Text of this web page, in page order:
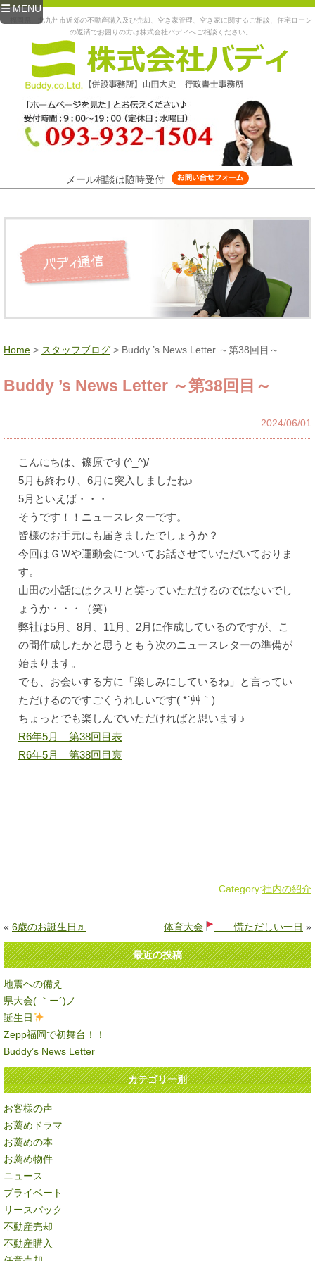
MENU
福岡県、北九州市近郊の不動産購入及び売却、空き家管理、空き家に関するご相談、住宅ローン
の返済でお困りの方は株式会社バディへご相談ください。
メール相談は随時受付
Home > スタッフブログ > Buddy ’s News Letter ～第38回目～
Buddy ’s News Letter ～第38回目～
2024/06/01
こんにちは、篠原です(^_^)/
5月も終わり、6月に突入しましたね♪
5月といえば・・・
そうです！！ニュースレターです。
皆様のお手元にも届きましたでしょうか？
今回はＧＷや運動会についてお話させていただいておりま
す。
山田の小話にはクスリと笑っていただけるのではないでし
ょうか・・・（笑）
弊社は5月、8月、11月、2月に作成しているのですが、こ
の間作成したかと思うともう次のニュースレターの準備が
始まります。
でも、お会いする方に「楽しみにしているね」と言ってい
ただけるのですごくうれしいです( *´艸｀)
ちょっとでも楽しんでいただければと思います♪
R6年5月 第38回目表
R6年5月 第38回目裏
Category:社内の紹介
« 6歳のお誕生日♬ 体育大会 ……慌ただしい一日 »
最近の投稿
地震への備え
県大会( ｀ー´)ノ
誕生日
Zepp福岡で初舞台！！
Buddy’s News Letter
カテゴリー別
お客様の声
お薦めドラマ
お薦めの本
お薦め物件
ニュース
プライベート
リースバック
不動産売却
不動産購入